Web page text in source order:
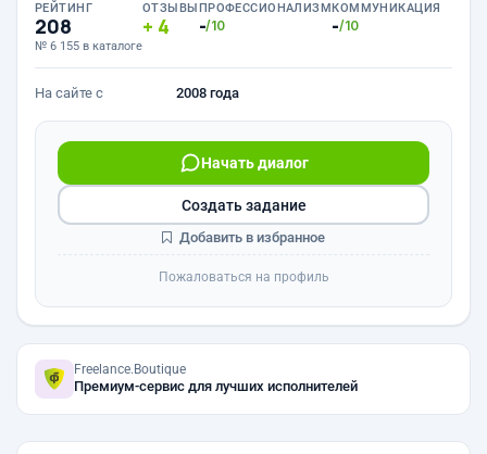
РЕЙТИНГ
208
№ 6 155 в каталоге
ОТЗЫВЫ
4
ПРОФЕССИОНАЛИЗМ
-/10
КОММУНИКАЦИЯ
-/10
На сайте с 2008 года
Начать диалог
Создать задание
Добавить в избранное
Пожаловаться на профиль
Freelance.Boutique
Премиум-сервис для лучших исполнителей